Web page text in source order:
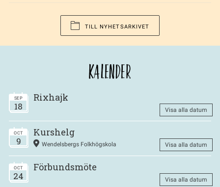
TILL NYHETSARKIVET
KALENDER
SEP
18
Rixhajk
Visa alla datum
OCT
9
Kurshelg
Wendelsbergs Folkhögskola Visa alla datum
OCT
24
Förbundsmöte
Visa alla datum